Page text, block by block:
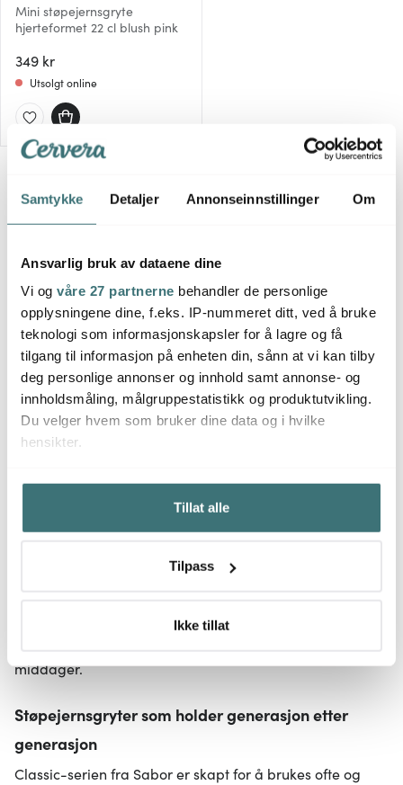
Samtykke Detaljer Annonseinnstillinger Om
Ansvarlig bruk av dataene dine
Vi og våre 27 partnerne behandler de personlige
opplysningene dine, f.eks. IP-nummeret ditt, ved å bruke
teknologi som informasjonskapsler for å lagre og få
tilgang til informasjon på enheten din, sånn at vi kan tilby
deg personlige annonser og innhold samt annonse- og
innholdsmåling, målgruppestatistikk og produktutvikling.
Du velger hvem som bruker dine data og i hvilke
hensikter.
Hvis du gir oss lov, vil vi også gjerne:
Innhente informasjon om den geografiske
beliggenheten din, som kan være nøyaktig innenfor
Identifisere enheten din ved å aktivt skanne den for
kan du lese om hvordan dine personlige
brukes. Du kan hele tiden endre eller trekke tilbake ditt
Vi bruker informasjonskapsler for å gi innhold og
annonser et personlig preg, for å levere sosiale
mediefunksjoner og for å analysere trafikken vår. Vi deler
Tillat alle
Tilpass
Ikke tillat
Mini støpejernsgryte
hjerteformet 22 cl blush pink
349 kr
Utsolgt online
Classic fra Sabor – tidløst design for matlaging
med følelse
Classic fra Sabor er en serie kjøkkenprodukter som
kombinerer funksjon, kvalitet og klassisk design. Hos
Cervera finner du først og fremst støpejernsgryter i flere
og gryteretter til brødbaking og servering direkte på
bordet. Serien inneholder også stilrene pepperkverner
og andre kjøkkendetaljer som gir kjøkkenet en tidløs og
og holde godt på varmen over tid, noe som gjør dem
middager.
Støpejernsgryter som holder generasjon etter
generasjon
Classic-serien fra Sabor er skapt for å brukes ofte og